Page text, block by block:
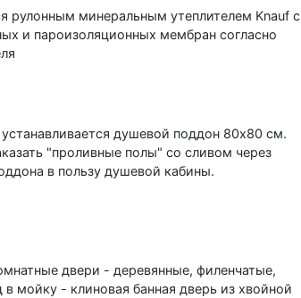
рулонным минеральным утеплителем Knauf с
и пароизоляционных мембран согласно
душевой поддон 80х80 см.
"проливные полы" со сливом через
в пользу душевой кабины.
двери - деревянные, филенчатые,
мойку - клиновая банная дверь из хвойной